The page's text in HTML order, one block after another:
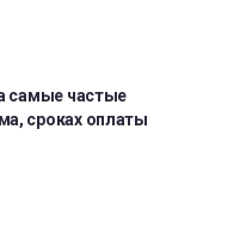
самые частые
сроках оплаты